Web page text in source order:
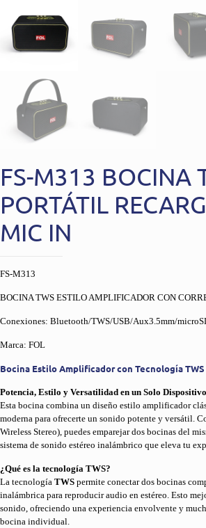
FS-M313 BOCINA
PORTÁTIL
MIC IN
FS-M313
BOCINA TWS ESTILO AMPLIFICADOR CON
Conexiones: Bluetooth/TWS/USB/Aux3.5mm/
Marca: FOL
Bocina Estilo Amplificador con Tecnología TWS
Potencia, Estilo y Versatilidad en un Solo Dispositivo
Esta bocina combina un diseño estilo amplificador
moderna para ofrecerte un sonido potente y versátil.
Wireless Stereo), puedes emparejar dos bocinas del
sistema de sonido estéreo inalámbrico que eleva tu
¿Qué es la tecnología TWS?
La tecnología TWS permite conectar dos bocinas
inalámbrica para reproducir audio en estéreo. Esto
sonido, ofreciendo una experiencia envolvente y
bocina individual.